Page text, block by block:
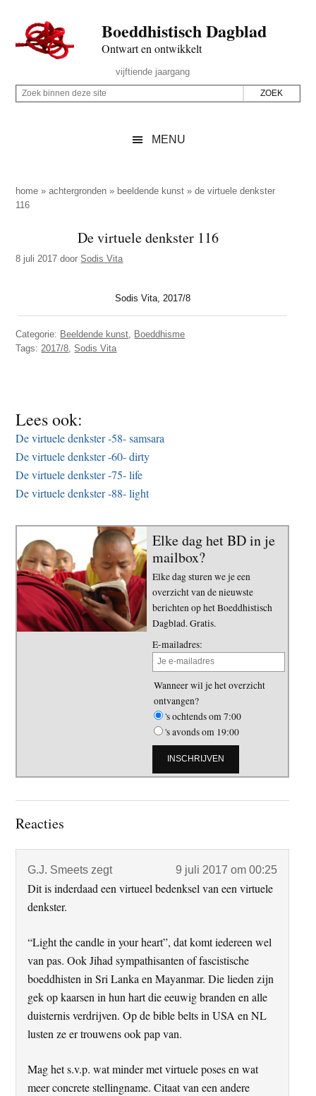
naar
de
inhoud
secondary
naar
de
sidebar
naar
de
Boeddhistisch Dagblad
Ontwart en ontwikkelt
Rechts
vijftiende jaargang
Z
p
d
z
e
i
t
e
Z
i
n
n
z
e
s
MENU
home »achtergronden » beeldende kunst »de virtuele denkster
116
De virtuele denkster 116
8 juli 2017 doorSodis Vita
Sodis Vita, 2017/8
Categorie: Beeldende kunst
Boeddhisme
Tags: 2017/8 ,Sodis Vita
Lees ook:
De virtuele denkster -58- samsara
De virtuele denkster -60- dirty
De virtuele denkster -75- life
De virtuele denkster -88- light
Elke dag het BD in je
mailbox?
Elke dag sturen we je een
overzicht van de nieuwste
berichten op het Boeddhistisch
Dagblad. Gratis.
E-mailadres:
Wanneer wil je het overzicht
ontvangen?
's ochtends om 7:00
's avonds om 19:00
Lees
Reacties
G.J. Smeets zegt 9 juli 2017 om 00:25
Dit is inderdaad een virtueel bedenksel van een virtuele
denkster.
“Light the candle in your heart”, dat komt iedereen wel
van pas. Ook Jihad sympathisanten of fascistische
boeddhisten in Sri Lanka en Mayanmar. Die lieden zijn
gek op kaarsen in hun hart die eeuwig branden en alle
duisternis verdrijven. Op de bible belts in USA en NL
lusten ze er trouwens ook pap van.
Mag het s.v.p. wat minder met virtuele poses en wat
meer concrete stellingname. Citaat van een andere